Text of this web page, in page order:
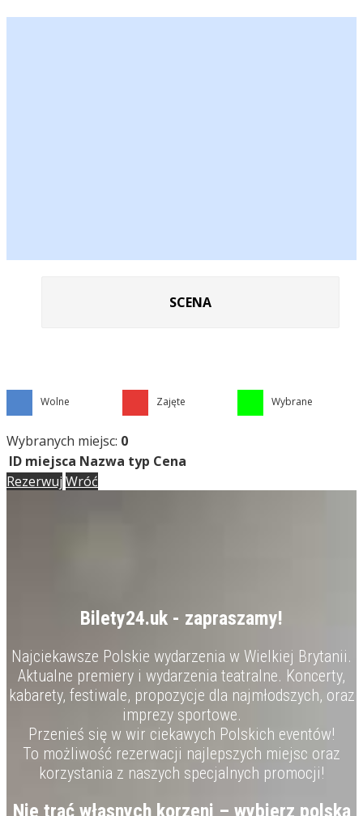
SCENA
Wolne Zajęte Wybrane
Wybranych miejsc: 0
ID miejsca Nazwa typ Cena
Rezerwuj Wróć
Bilety24.uk - zapraszamy!
Najciekawsze Polskie wydarzenia w Wielkiej Brytanii.
Aktualne premiery i wydarzenia teatralne. Koncerty,
kabarety, festiwale, propozycje dla najmłodszych, oraz
imprezy sportowe.
Przenieś się w wir ciekawych Polskich eventów!
To możliwość rezerwacji najlepszych miejsc oraz
korzystania z naszych specjalnych promocji!